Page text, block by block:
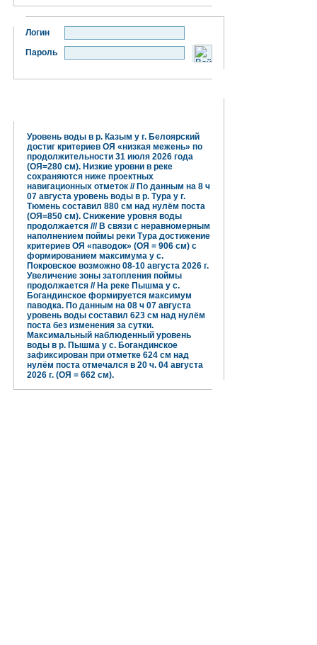
Логин
Пароль
Уровень воды в р. Казым у г. Белоярский
достиг критериев ОЯ «низкая межень» по
продолжительности 31 июля 2026 года
(ОЯ=280 см). Низкие уровни в реке
сохраняются ниже проектных
навигационных отметок // По данным на 8 ч
07 августа уровень воды в р. Тура у г.
Тюмень составил 880 см над нулём поста
(ОЯ=850 см). Снижение уровня воды
продолжается /// В связи с неравномерным
наполнением поймы реки Тура достижение
критериев ОЯ «паводок» (ОЯ = 906 см) с
формированием максимума у с.
Покровское возможно 08-10 августа 2026 г.
Увеличение зоны затопления поймы
продолжается // На реке Пышма у с.
Богандинское формируется максимум
паводка. По данным на 08 ч 07 августа
уровень воды составил 623 см над нулём
поста без изменения за сутки.
Максимальный наблюденный уровень
воды в р. Пышма у с. Богандинское
зафиксирован при отметке 624 см над
нулём поста отмечался в 20 ч. 04 августа
2026 г. (ОЯ = 662 см).